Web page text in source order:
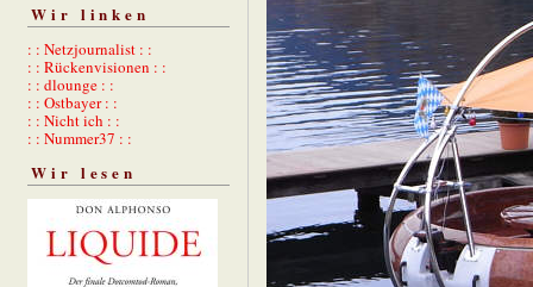
Wir linken
: : Netzjournalist : :
: : Rückenvisionen : :
: : dlounge : :
: : Ostbayer : :
: : Nicht ich : :
: : Nummer37 : :
Wir lesen